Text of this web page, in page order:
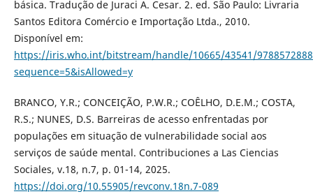
básica. Tradução de Juraci A. Cesar. 2. ed. São Paulo: Livraria
Santos Editora Comércio e Importação Ltda., 2010.
Disponível em:
https://iris.who.int/bitstream/handle/10665/43541/
sequence=5&isAllowed=y
BRANCO, Y.R.; CONCEIÇÃO, P.W.R.; COÊLHO, D.E.M.; COSTA,
R.S.; NUNES, D.S. Barreiras de acesso enfrentadas por
populações em situação de vulnerabilidade social aos
serviços de saúde mental. Contribuciones a Las Ciencias
Sociales, v.18, n.7, p. 01-14, 2025.
https://doi.org/10.55905/revconv.18n.7-089